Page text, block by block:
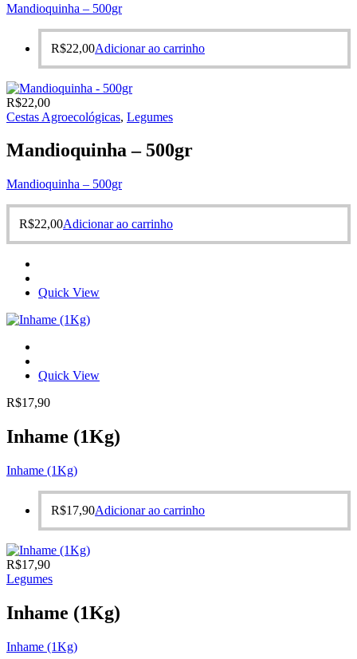
Mandioquinha – 500gr
R$22,00Adicionar ao carrinho
R$22,00
Cestas Agroecológicas, Legumes
Mandioquinha – 500gr
Mandioquinha – 500gr
R$22,00Adicionar ao carrinho
Quick View
Quick View
R$17,90
Inhame (1Kg)
Inhame (1Kg)
R$17,90Adicionar ao carrinho
R$17,90
Legumes
Inhame (1Kg)
Inhame (1Kg)